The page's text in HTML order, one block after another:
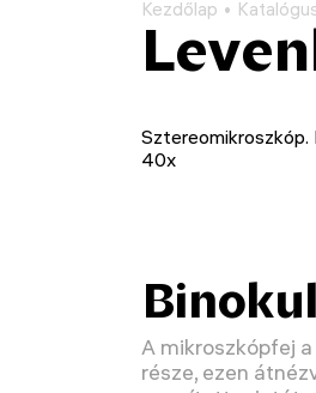
Kezdőlap
Sztereomikroszkóp.
40x
A mikroszkópfej
része, ezen